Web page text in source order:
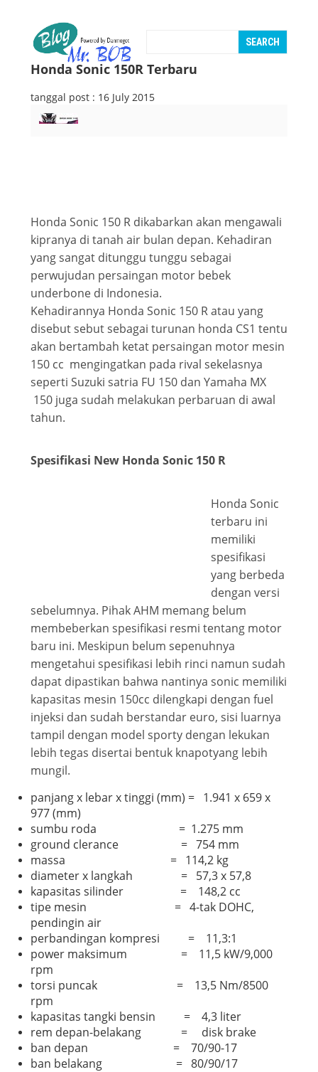
Honda Sonic 150R Terbaru
tanggal post : 16 July 2015
Honda Sonic 150 R dikabarkan akan mengawali
kipranya di tanah air bulan depan. Kehadiran
yang sangat ditunggu tunggu sebagai
perwujudan persaingan motor bebek
underbone di Indonesia.
Kehadirannya Honda Sonic 150 R atau yang
disebut sebut sebagai turunan honda CS1 tentu
akan bertambah ketat persaingan motor mesin
150 cc mengingatkan pada rival sekelasnya
seperti Suzuki satria FU 150 dan Yamaha MX
150 juga sudah melakukan perbaruan di awal
tahun.
Spesifikasi New Honda Sonic 150 R
Honda Sonic
terbaru ini
memiliki
spesifikasi
yang berbeda
dengan versi
sebelumnya. Pihak AHM memang belum
membeberkan spesifikasi resmi tentang motor
baru ini. Meskipun belum sepenuhnya
mengetahui spesifikasi lebih rinci namun sudah
dapat dipastikan bahwa nantinya sonic memiliki
kapasitas mesin 150cc dilengkapi dengan fuel
injeksi dan sudah berstandar euro, sisi luarnya
tampil dengan model sporty dengan lekukan
lebih tegas disertai bentuk knapotyang lebih
mungil.
panjang x lebar x tinggi (mm) = 1.941 x 659 x
977 (mm)
sumbu roda = 1.275 mm
ground clerance = 754 mm
massa = 114,2 kg
diameter x langkah = 57,3 x 57,8
kapasitas silinder = 148,2 cc
tipe mesin = 4-tak DOHC,
pendingin air
perbandingan kompresi = 11,3:1
power maksimum = 11,5 kW/9,000
rpm
torsi puncak = 13,5 Nm/8500
rpm
kapasitas tangki bensin = 4,3 liter
rem depan-belakang = disk brake
ban depan = 70/90-17
ban belakang = 80/90/17